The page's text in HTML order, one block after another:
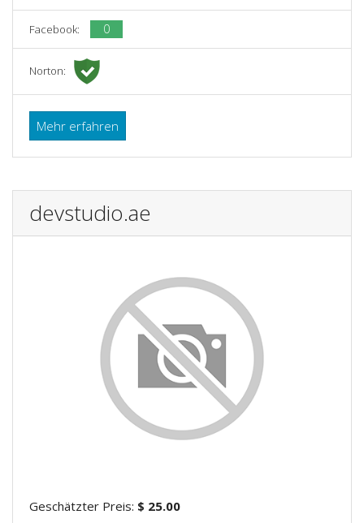
Facebook: 0
Norton:
Mehr erfahren
devstudio.ae
Geschätzter Preis: $ 25.00